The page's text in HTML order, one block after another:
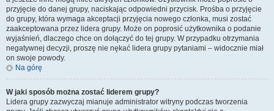
przyjęcie do danej grupy, naciskając odpowiedni przycisk. Prośba o przyjęcie
do grupy, która wymaga akceptacji przyjęcia nowego członka, musi zostać
zaakceptowana przez lidera grupy. Może on poprosić użytkownika o podanie
wyjaśnień, dlaczego chce on dołączyć do tej grupy. W przypadku otrzymania
negatywnej decyzji, proszę nie nękać lidera grupy pytaniami – widocznie miał
on swoje powody.
Na górę
W jaki sposób można zostać liderem grupy?
Lidera grupy zazwyczaj mianuje administrator witryny podczas tworzenia